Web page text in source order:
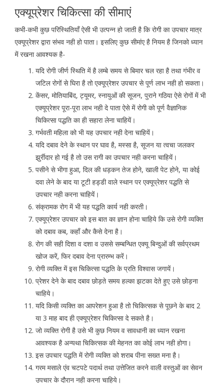
एक्यूप्रेशर चिकित्सा की सीमाएं
कभी-कभी कुछ परिस्थितियॉं ऐसी भी उत्पन्न हो जाती है कि रोगी का उपचार मात्र
एक्यूप्रेशर द्वारा संभव नही हो पाता। इसलिए कुछ सीमांए है नियम है जिनको ध्यान
में रखना आवश्यक है-
यदि रोगी जीर्ण स्थिति में है लम्बे समय से बिमार चल रहा है तथा गंभीर व
जटिल रोगों से घिरा है तो एक्यूप्रेशर उपचार से पूर्ण लाभ नही हो सकता।
केंसर, मोतियाबिंद, ट्यूमर, स्नायुओं की सूजन, पुराने गठिया ऐसे रोगों में भी
एक्यूप्रेशर पूरा-पूरा लाभ नही दे पाता ऐसे में रोगी को पूर्ण वैज्ञानिक
चिकित्सा पद्धति का ही सहारा लेना चाहियें।
गर्भवती महिला को भी यह उपचार नही देना चाहियें।
यदि दबाव देने के स्थान पर घाव है, मस्सा है, सूजन या त्वचा जलकर
झुर्रीदार हो गई है तो उस रागी का उपचार नही करना चाहियें।
पसीने से भीगा हुआ, दिल की धड़कन तेज होने, खाली पेट होने, या कोई
दवा लेने के बाद या टूटी हड्डी वाले स्थान पर एक्यूप्रेशर पद्धति से
उपचार नही करना चाहियें।
संक्रामक रोग में भी यह पद्धति कार्य नही करती।
एक्यूप्रेशर उपचार को इस बात का ज्ञान होना चाहिये कि उसे रोगी व्यक्ति
को दबाव कब, कहॉं और कैसे देना है।
रोग की सही दिशा व दशा व उससे सम्बन्धित एक्यू बिन्दुओं की सर्वप्रथम
खोज करें, फिर दबाव देना प्रारम्भ करें।
रोगी व्यक्ति में इस चिकित्सा पद्धति के प्रति विश्वास जगायें।
प्रेशर देने के बाद दबाव छोड़ते समय हल्का झटका देते हुए उसे छोड़ना
चाहिये।
यदि किसी व्यक्ति का आपरेशन हुआ है तो चिकित्सक से पूछने के बाद 2
या 3 माह बाद ही एक्यूप्रेशर चिकित्सा दे सकते है।
जो व्यक्ति रोगी है उसे भी कुछ नियम व सावधानी का ध्यान रखना
आवश्यक है अन्यथा चिकित्सक की मेहनत का कोई लाभ नही होगा।
इस उपचार पद्धति में रोगी व्यक्ति को शराब पीना सख्त मना है।
गरम मसाले एंव चटपटे पदार्थ तथा उत्तेजित करने वाली वस्तुओं का सेवन
उपचार के दौरान नही करना चाहिये।